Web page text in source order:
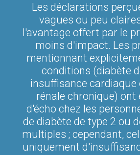
Les déclarations
vagues ou peu
l'avantage offert par le
moins d'impact. Les
mentionnant
conditions (diabète
insuffisance cardiaque
rénale chronique) ont
d'écho chez les
de diabète de type 2 ou
multiples ; cependant,
uniquement